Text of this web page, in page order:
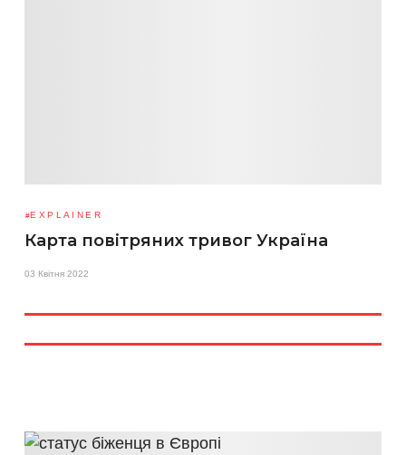
EXPLAINER
Карта повітряних тривог Україна
03 Квітня 2022